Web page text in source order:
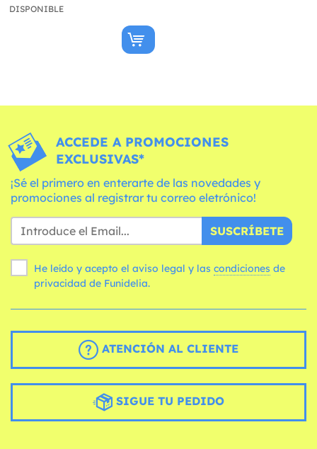
DISPONIBLE
ACCEDE A PROMOCIONES
EXCLUSIVAS*
¡Sé el primero en enterarte de las novedades y
promociones al registrar tu correo eletrónico!
SUSCRÍBETE
He leído y acepto el aviso legal y las condiciones
privacidad de Funidelia.
ATENCIÓN AL CLIENTE
SIGUE TU PEDIDO